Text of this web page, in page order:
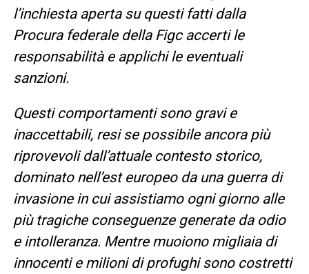
l’inchiesta aperta su questi fatti dalla
Procura federale della Figc accerti le
responsabilità e applichi le eventuali
sanzioni.
Questi comportamenti sono gravi e
inaccettabili, resi se possibile ancora più
riprovevoli dall’attuale contesto storico,
dominato nell’est europeo da una guerra di
invasione in cui assistiamo ogni giorno alle
più tragiche conseguenze generate da odio
e intolleranza. Mentre muoiono migliaia di
innocenti e milioni di profughi sono costretti